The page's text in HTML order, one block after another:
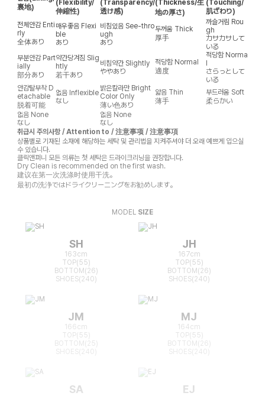
裏地)
(Flexibility/
伸縮性)
(Transparency/
透け感)
(Thickness/生
地の厚さ)
(Touching/
肌ざわり)
전체안감 Enti
rly
全体あり
매우좋음 Flexi
ble
あり
비침있음 See-thro
ugh
あり
두꺼움 Thick
厚手
까슬거림 Rou
gh
カサカサして
いる
부분안감 Part
ially
部分あり
약간당겨짐 Slig
htly
若干あり
비침약간 Slightly
ややあり
적당함 Normal
適度
적당함 Norma
l
さらっとして
いる
안감탈부착 D
etachable
脱着可能
없음 Inflexible
なし
밝은칼라만 Bright
Color Only
薄い色あり
얇음 Thin
薄手
부드러움 Soft
柔らかい
없음 None
なし
없음 None
なし
취급시 주의사항 / Attention to / 注意事项 / 注意事項
상품별로 기재된 소재에 해당하는 세탁 및 관리법을 지켜주셔야 더 오래 예쁘게 입으실
수 있습니다.
클릭앤퍼니 모든 의류는 첫 세탁은 드라이크리닝을 권장합니다.
Dry Clean is recommended on the first wash.
建议在第一次洗涤时使用干洗。
最初の洗浄ではドライクリーニングをお勧めします。
MODEL SIZE
SH
163cm
TOP(55)
BOTTOM(26)
SHOES(240)
JH
167cm
TOP(55)
BOTTOM(26)
SHOES(240)
JM
166cm
TOP(55)
BOTTOM(25)
MJ
164cm
TOP(55)
BOTTOM(26)
SA EJ